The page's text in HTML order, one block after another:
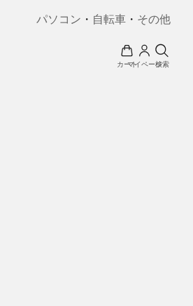
パソコン ・ 自転車 ・ その他
カートマイページ検索